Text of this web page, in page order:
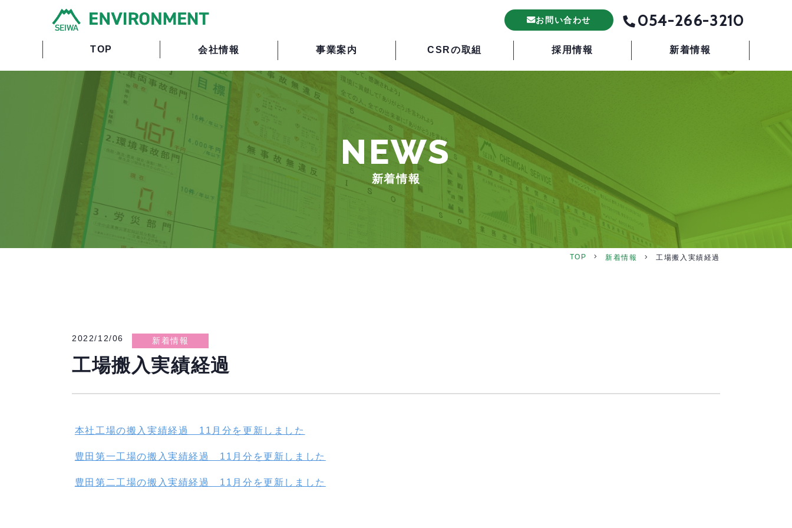
お問い合わせ 054-266-3210
TOP 会社情報 事業案内 CSRの取組 採用情報 新着情報
NEWS
新着情報
TOP 新着情報 工場搬入実績経過
2022/12/06 新着情報
工場搬入実績経過
本社工場の搬入実績経過 11月分を更新しました
豊田第一工場の搬入実績経過 11月分を更新しました
豊田第二工場の搬入実績経過 11月分を更新しました